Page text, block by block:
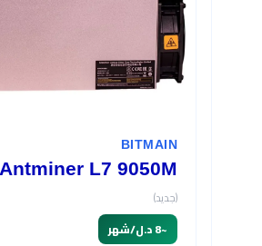
BITMAIN
Antminer L7 9050M
(جديد)
~8 د.ل/شهر